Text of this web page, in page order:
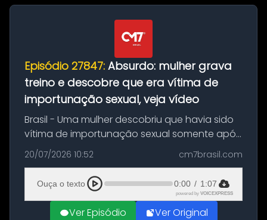
Episódio 27847: Absurdo: mulher grava
treino e descobre que era vítima de
importunação sexual, veja vídeo
Brasil - Uma mulher descobriu que havia sido
vítima de importunação sexual somente após
assistir a um vídeo que gravou enquanto
treinava na academia de um condomínio em
Feira de Santana, na Bahia. O c...
20/07/2026 10:52 cm7brasil.com
Ouça o texto 0:00 / 1:07
powered by VOICEXPRESS
Ver Episódio Ver Original